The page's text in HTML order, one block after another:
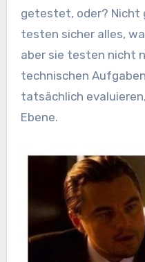
getestet, oder? Nicht
testen sicher alles,
aber sie testen nicht
technischen
tatsächlich
Ebene.